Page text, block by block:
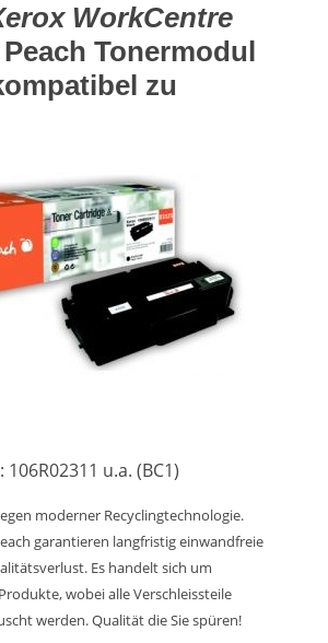
WorkCentre
Tonermodul
zu
u.a. (BC1)
moderner Recyclingtechnologie.
garantieren langfristig einwandfreie
Es handelt sich um
wobei alle Verschleissteile
werden. Qualität die Sie spüren!